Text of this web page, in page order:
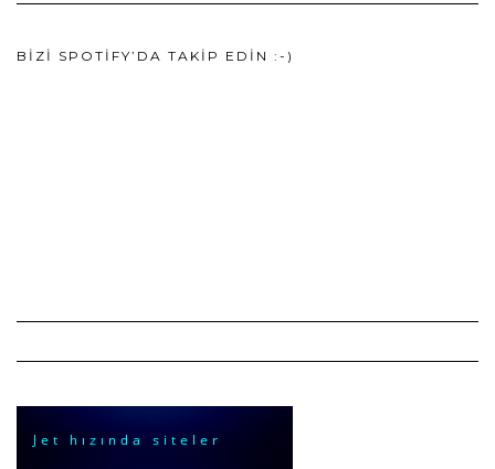
BIZI SPOTIFY’DA TAKIP EDIN :-)